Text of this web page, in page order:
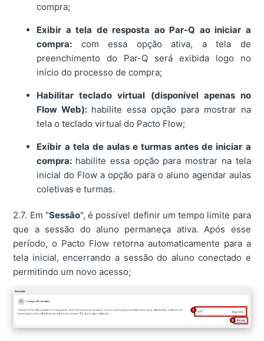
compra;
Exibir a tela de resposta ao Par-Q ao iniciar a
compra: com essa opção ativa, a tela de
preenchimento do Par-Q será exibida logo no
início do processo de compra;
Habilitar teclado virtual (disponível apenas no
Flow Web): habilite essa opção para mostrar na
tela o teclado virtual do Pacto Flow;
Exibir a tela de aulas e turmas antes de iniciar a
compra: habilite essa opção para mostrar na tela
inicial do Flow a opção para o aluno agendar aulas
coletivas e turmas.
2.7. Em "Sessão", é possível definir um tempo limite para
que a sessão do aluno permaneça ativa. Após esse
período, o Pacto Flow retorna automaticamente para a
tela inicial, encerrando a sessão do aluno conectado e
permitindo um novo acesso;